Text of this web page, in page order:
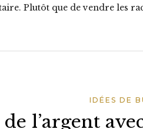
Plutôt que de vendre les
IDÉES DE
l’argent